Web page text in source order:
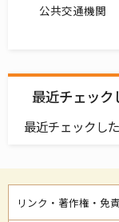
公共交通機関
最近チェック
最近チェックし
リンク・著作権・免